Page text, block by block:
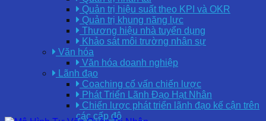
Quản trị hiệu suất theo KPI và OKR
Quản trị khung năng lực
Thương hiệu nhà tuyển dụng
Khảo sát môi trường nhân sự
Văn hóa
Văn hóa doanh nghiệp
Lãnh đạo
Coaching cố vấn chiến lược
Phát Triển Lãnh Đạo Hạt Nhân
Chiến lược phát triển lãnh đạo kế cận trên
các cấp độ